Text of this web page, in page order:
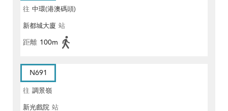
往 中環(港澳碼頭)
新都城大廈 站
距離 100m
N691
往 調景嶺
新光戲院 站